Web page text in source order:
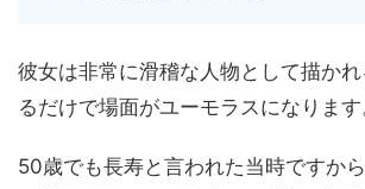
彼女は非常に滑稽な人物として描か
るだけで場面がユーモラスになります
50歳でも長寿と言われた当時ですか